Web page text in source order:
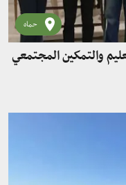
حماه
والتمكين المجتمعي